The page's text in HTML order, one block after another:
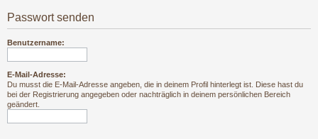
Passwort senden
Benutzername:
E-Mail-Adresse:
Du musst die E-Mail-Adresse angeben, die in deinem Profil hinterlegt ist. Diese hast du
bei der Registrierung angegeben oder nachträglich in deinem persönlichen Bereich
geändert.